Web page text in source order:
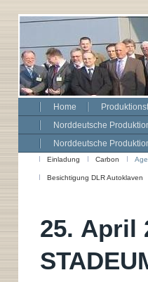
Home
Norddeutsche
Norddeutsche
Einladung Carbon
Besichtigung DLR Autoklaven
25. April